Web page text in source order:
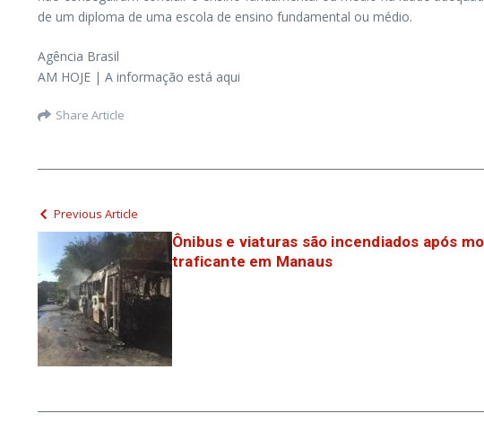
de um diploma de uma escola de ensino fundamental ou médio.
Agência Brasil
AM HOJE | A informação está aqui
Share Article
Previous Article
Ônibus e viaturas são incendiados após
traficante em Manaus